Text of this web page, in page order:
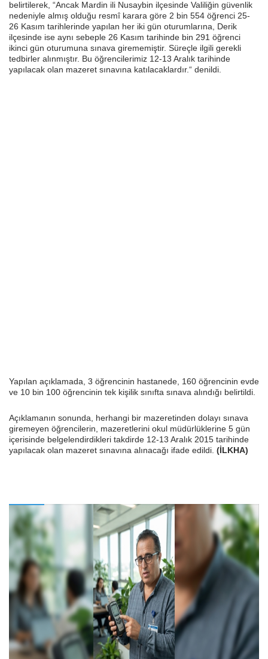
belirtilerek, “Ancak Mardin ili Nusaybin ilçesinde Valiliğin güvenlik
nedeniyle almış olduğu resmî karara göre 2 bin 554 öğrenci 25-
26 Kasım tarihlerinde yapılan her iki gün oturumlarına, Derik
ilçesinde ise aynı sebeple 26 Kasım tarihinde bin 291 öğrenci
ikinci gün oturumuna sınava girememiştir. Süreçle ilgili gerekli
tedbirler alınmıştır. Bu öğrencilerimiz 12-13 Aralık tarihinde
yapılacak olan mazeret sınavına katılacaklardır.“ denildi.
Yapılan açıklamada, 3 öğrencinin hastanede, 160 öğrencinin evde
ve 10 bin 100 öğrencinin tek kişilik sınıfta sınava alındığı belirtildi.
Açıklamanın sonunda, herhangi bir mazeretinden dolayı sınava
giremeyen öğrencilerin, mazeretlerini okul müdürlüklerine 5 gün
içerisinde belgelendirdikleri takdirde 12-13 Aralık 2015 tarihinde
yapılacak olan mazeret sınavına alınacağı ifade edildi. (İLKHA)